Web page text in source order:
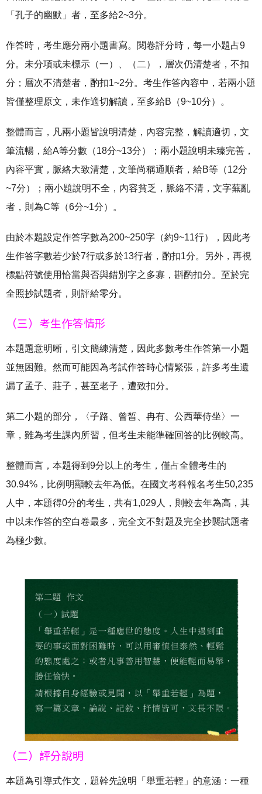
「孔子的幽默」者，至多給2~3分。
作答時，考生應分兩小題書寫。閱卷評分時，每一小題占9
分。未分項或未標示（一）、（二），層次仍清楚者，不扣
分；層次不清楚者，酌扣1~2分。考生作答內容中，若兩小題
皆僅整理原文，未作適切解讀，至多給B（9~10分）。
整體而言，凡兩小題皆說明清楚，內容完整，解讀適切，文
筆流暢，給A等分數（18分~13分）；兩小題說明未臻完善，
內容平實，脈絡大致清楚，文筆尚稱通順者，給B等（12分
~7分）；兩小題說明不全，內容貧乏，脈絡不清，文字蕪亂
者，則為C等（6分~1分）。
由於本題設定作答字數為200~250字（約9~11行），因此考
生作答字數若少於7行或多於13行者，酌扣1分。另外，再視
標點符號使用恰當與否與錯別字之多寡，斟酌扣分。至於完
全照抄試題者，則評給零分。
（三）考生作答情形
本題題意明晰，引文簡練清楚，因此多數考生作答第一小題
並無困難。然而可能因為考試作答時心情緊張，許多考生遺
漏了孟子、莊子，甚至老子，遭致扣分。
第二小題的部分，〈子路、曾皙、冉有、公西華侍坐〉一
章，雖為考生課內所習，但考生未能準確回答的比例較高。
整體而言，本題得到9分以上的考生，僅占全體考生的
30.94%，比例明顯較去年為低。在國文考科報名考生50,235
人中，本題得0分的考生，共有1,029人，則較去年為高，其
中以未作答的空白卷最多，完全文不對題及完全抄襲試題者
為極少數。
（二）評分說明
本題為引導式作文，題幹先說明「舉重若輕」的意涵：一種